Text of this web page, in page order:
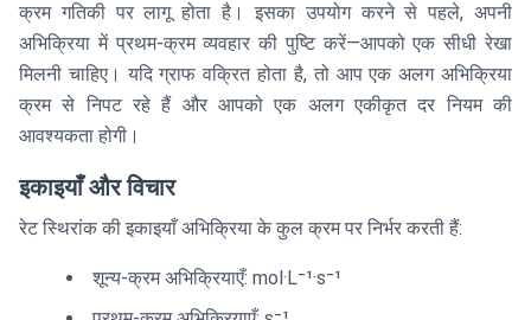
क्रम गतिकी पर लागू होता है। इसका उपयोग करने से पहले, अपनी
अभिक्रिया में प्रथम-क्रम व्यवहार की पुष्टि करें—आपको एक सीधी रेखा
मिलनी चाहिए। यदि ग्राफ वक्रित होता है, तो आप एक अलग अभिक्रिया
क्रम से निपट रहे हैं और आपको एक अलग एकीकृत दर नियम की
आवश्यकता होगी।
इकाइयाँ और विचार
रेट स्थिरांक की इकाइयाँ अभिक्रिया के कुल क्रम पर निर्भर करती हैं:
शून्य-क्रम अभिक्रियाएँ: mol·L⁻¹·s⁻¹